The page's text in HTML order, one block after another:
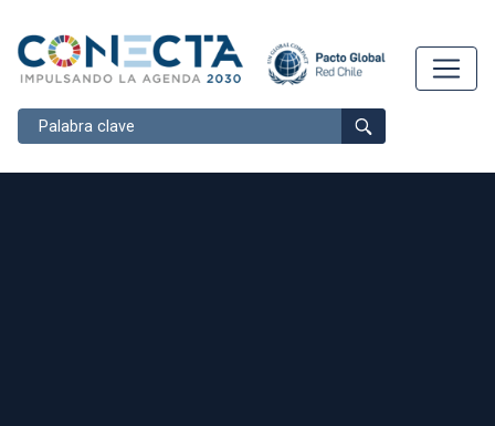
Buscar